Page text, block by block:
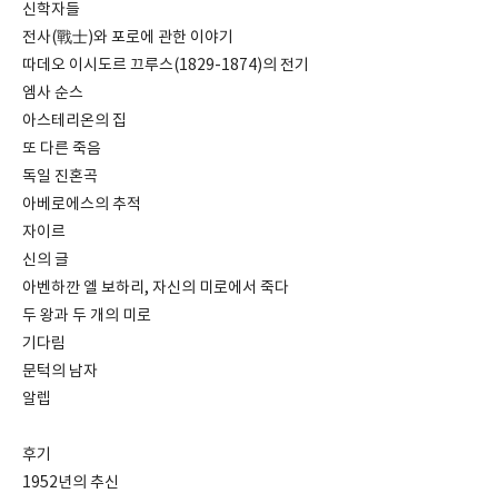
신학자들
전사(戰士)와 포로에 관한 이야기
따데오 이시도르 끄루스(1829-1874)의 전기
엠사 순스
아스테리온의 집
또 다른 죽음
독일 진혼곡
아베로에스의 추적
자이르
신의 글
아벤하깐 엘 보하리, 자신의 미로에서 죽다
두 왕과 두 개의 미로
기다림
문턱의 남자
알렙
후기
1952년의 추신